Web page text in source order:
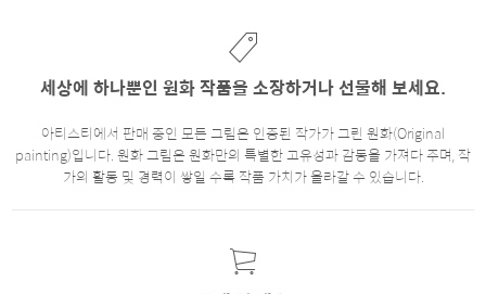
세상에 하나뿐인 원화 작품을 소장하거나 선물해 보세요.
아티스티에서 판매 중인 모든 그림은 인증된 작가가 그린 원화(Original
painting)입니다. 원화 그림은 원화만의 특별한 고유성과 감동을 가져다 주며, 작
가의 활동 및 경력이 쌓일 수록 작품 가치가 올라갈 수 있습니다.